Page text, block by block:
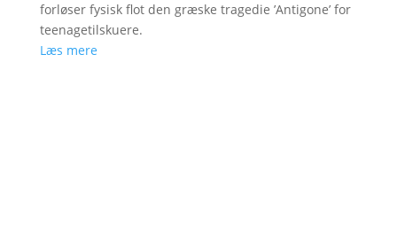
forløser fysisk flot den græske tragedie ’Antigone’ for
teenagetilskuere.
Læs mere